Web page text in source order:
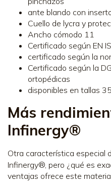
ante blando con
Cuello de lycra y
Ancho cómodo 11
Certificado según EN
certificado según la
Certificado según la
ortopédicas
disponibles en tallas
Más
Infinergy®
Otra característica especial
Infinergy®, pero ¿qué es
ventajas ofrece este